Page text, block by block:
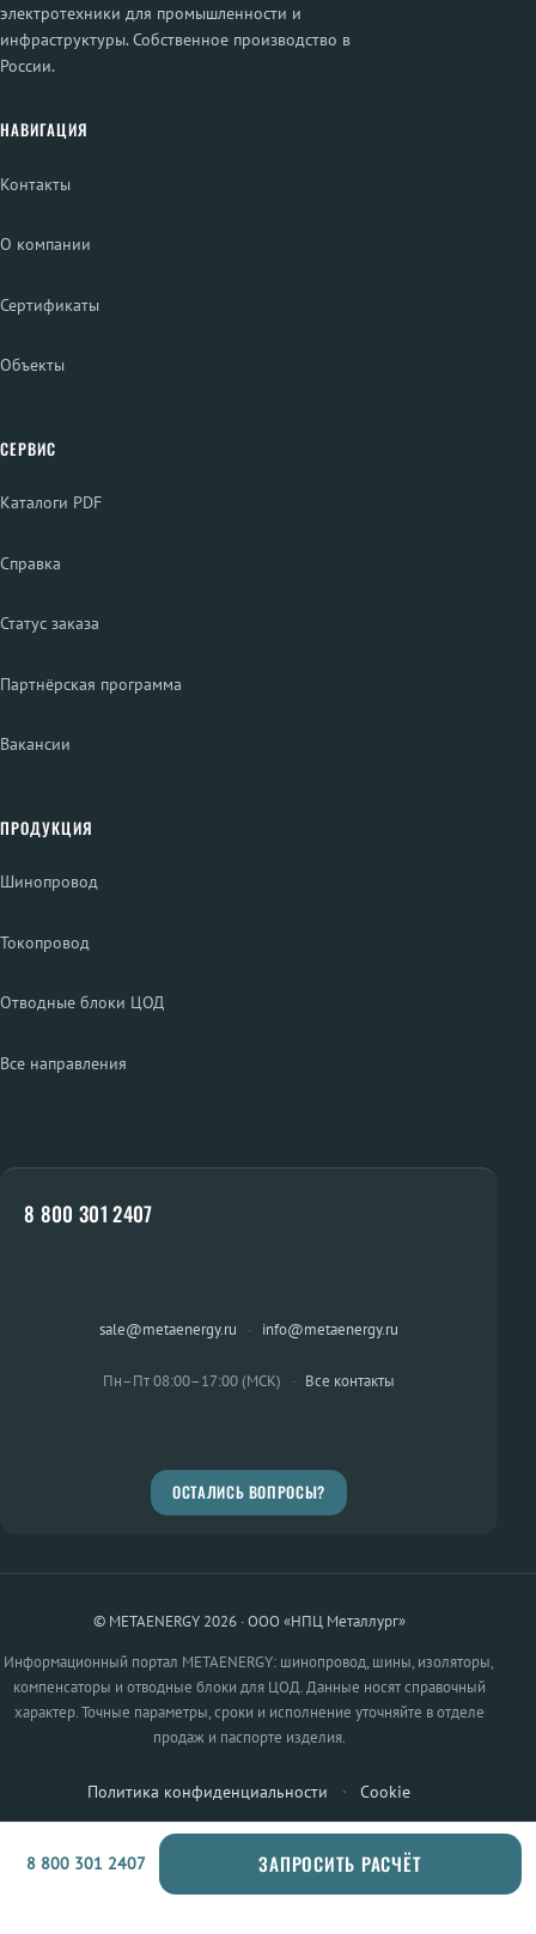
электротехники для промышленности и
инфраструктуры. Собственное производство в
России.
НАВИГАЦИЯ
Контакты
О компании
Сертификаты
Объекты
СЕРВИС
Каталоги PDF
Справка
Статус заказа
Партнёрская программа
Вакансии
ПРОДУКЦИЯ
Шинопровод
Токопровод
Отводные блоки ЦОД
Все направления
8 800 301 2407
sale@metaenergy.ru · info@metaenergy.ru
Пн–Пт 08:00–17:00 (МСК) · Все контакты
ОСТАЛИСЬ ВОПРОСЫ?
© METAENERGY 2026 · ООО «НПЦ Металлург»
Информационный портал METAENERGY: шинопровод, шины, изоляторы,
компенсаторы и отводные блоки для ЦОД. Данные носят справочный
характер. Точные параметры, сроки и исполнение уточняйте в отделе
продаж и паспорте изделия.
Политика конфиденциальности · Cookie
8 800 301 2407 ЗАПРОСИТЬ РАСЧЁТ